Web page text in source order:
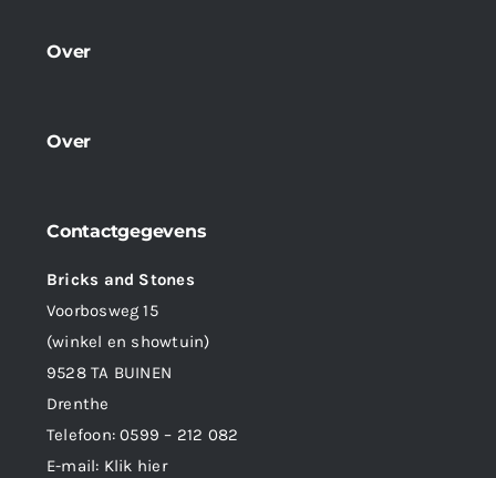
Over
Over
Contactgegevens
Bricks and Stones
Voorbosweg 15
(winkel en showtuin)
9528 TA BUINEN
Drenthe
Telefoon:0599 – 212 082
E-mail: Klik hier